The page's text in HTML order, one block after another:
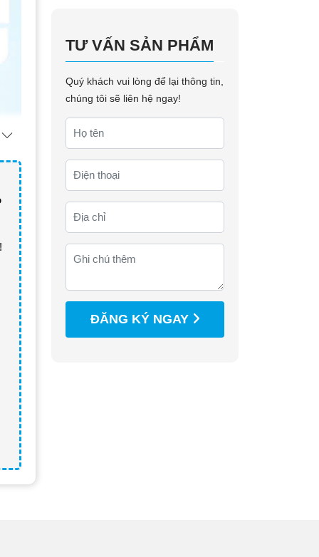
TƯ VẤN SẢN PHẨM
Quý khách vui lòng để lại thông tin,
chúng tôi sẽ liên hệ ngay!
ĐĂNG KÝ NGAY